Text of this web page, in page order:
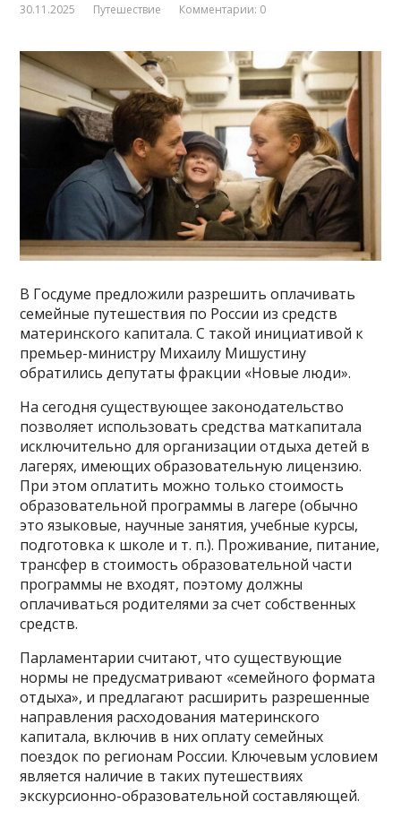
30.11.2025 Путешествие Комментарии: 0
В Госдуме предложили разрешить оплачивать
семейные путешествия по России из средств
материнского капитала. С такой инициативой к
премьер-министру Михаилу Мишустину
обратились депутаты фракции «Новые люди».
На сегодня существующее законодательство
позволяет использовать средства маткапитала
исключительно для организации отдыха детей в
лагерях, имеющих образовательную лицензию.
При этом оплатить можно только стоимость
образовательной программы в лагере (обычно
это языковые, научные занятия, учебные курсы,
подготовка к школе и т. п.). Проживание, питание,
трансфер в стоимость образовательной части
программы не входят, поэтому должны
оплачиваться родителями за счет собственных
средств.
Парламентарии считают, что существующие
нормы не предусматривают «семейного формата
отдыха», и предлагают расширить разрешенные
направления расходования материнского
капитала, включив в них оплату семейных
поездок по регионам России. Ключевым условием
является наличие в таких путешествиях
экскурсионно-образовательной составляющей.